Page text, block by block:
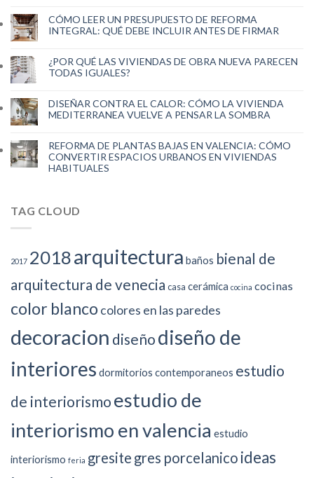
CÓMO LEER UN PRESUPUESTO DE REFORMA
INTEGRAL: QUÉ DEBE INCLUIR ANTES DE FIRMAR
¿POR QUÉ LAS VIVIENDAS DE OBRA NUEVA PARECEN
TODAS IGUALES?
DISEÑAR CONTRA EL CALOR: CÓMO LA VIVIENDA
MEDITERRANEA VUELVE A PENSAR LA SOMBRA
REFORMA DE PLANTAS BAJAS EN VALENCIA: CÓMO
CONVERTIR ESPACIOS URBANOS EN VIVIENDAS
HABITUALES
TAG CLOUD
2017 2018arquitectura baños bienal de
arquitectura de venecia casa cerámica cocina cocinas
color blanco colores en las paredes
decoracion diseño diseño de
interiores dormitorios contemporaneos estudio
de interiorismo estudio de
interiorismo en valencia estudio
interiorismo feria gresite gres porcelanico ideas